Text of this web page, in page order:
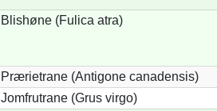
Blishøne (Fulica atra)
Prærietrane (Antigone canadensis)
Jomfrutrane (Grus virgo)